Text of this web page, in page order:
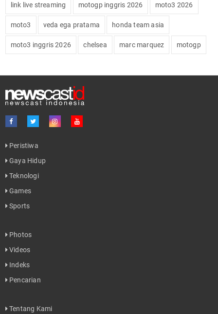
link live streaming motogp inggris 2026 moto3 2026
moto3 veda ega pratama honda team asia
moto3 inggris 2026 chelsea marc marquez motogp
Peristiwa
Gaya Hidup
Teknologi
Games
Sports
Photos
Videos
Indeks
Pencarian
Tentang Kami